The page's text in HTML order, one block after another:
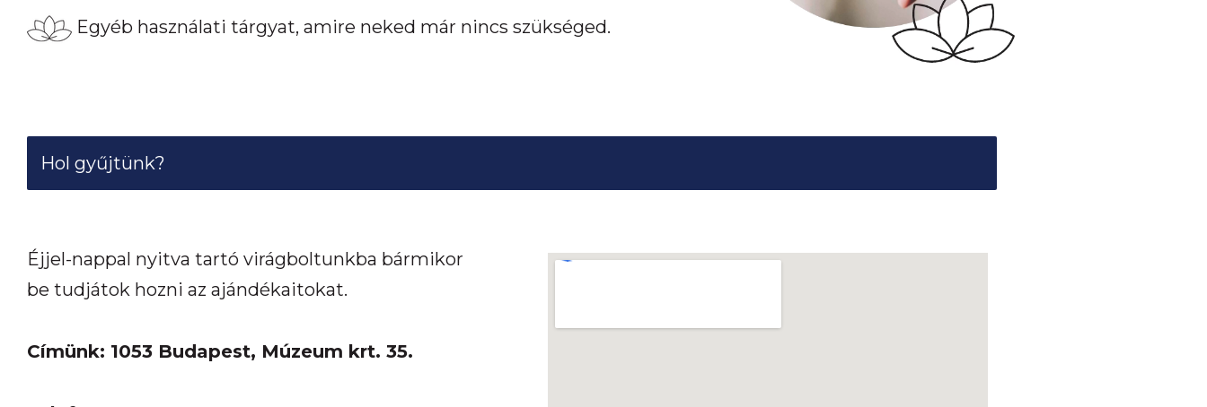
Egyéb használati tárgyat, amire neked már nincs szükséged.
Hol gyűjtünk?
Éjjel-nappal nyitva tartó virágboltunkba bármikor
be tudjátok hozni az ajándékaitokat.
Címünk: 1053 Budapest, Múzeum krt. 35.